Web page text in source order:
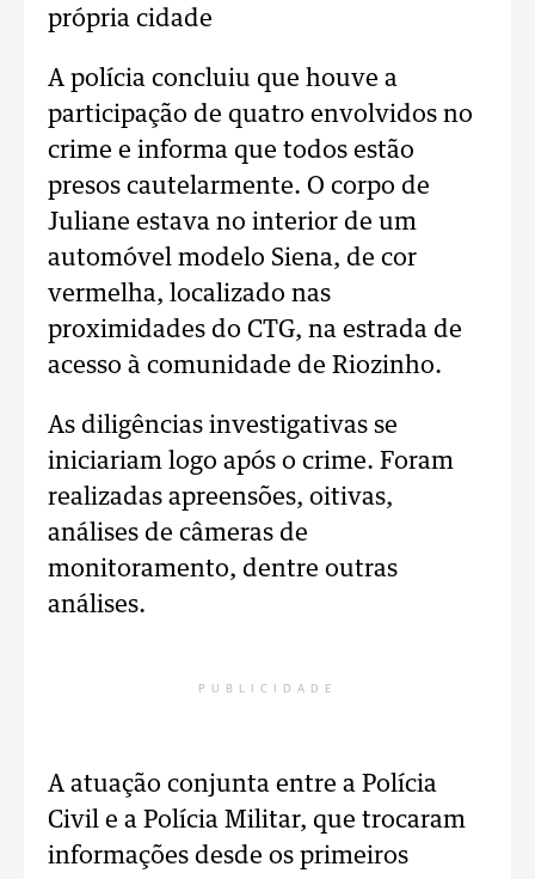
própria cidade
A polícia concluiu que houve a
participação de quatro envolvidos no
crime e informa que todos estão
presos cautelarmente. O corpo de
Juliane estava no interior de um
automóvel modelo Siena, de cor
vermelha, localizado nas
proximidades do CTG, na estrada de
acesso à comunidade de Riozinho.
As diligências investigativas se
iniciariam logo após o crime. Foram
realizadas apreensões, oitivas,
análises de câmeras de
monitoramento, dentre outras
análises.
PUBLICIDADE
A atuação conjunta entre a Polícia
Civil e a Polícia Militar, que trocaram
informações desde os primeiros